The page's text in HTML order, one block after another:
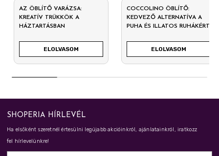
AZ ÖBLÍTŐ VARÁZSA:
KREATÍV TRÜKKÖK A
HÁZTARTÁSBAN
ELOLVASOM
COCCOLINO ÖBLÍTŐ:
KEDVEZŐ ALTERNATÍVA A
PUHA ÉS ILLATOS RUHÁKÉRT
ELOLVASOM
SHOPERIA HÍRLEVÉL
Ha elsőként szeretnél értesülni legújabb akcióinkról, ajánlatainkról, iratkozz
fel hírlevelünkre!